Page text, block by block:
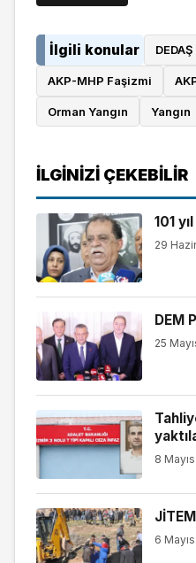
İlgili konular DEDAŞ
AKP-MHP Faşizmi
Orman Yangın Yangın
İLGINIZI ÇEKEBILIR
101
29
DEM
25
8
6